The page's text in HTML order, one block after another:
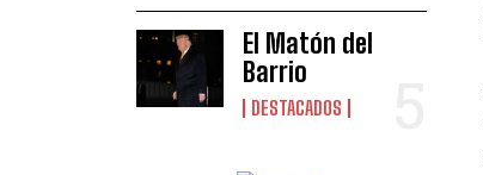
El Matón del
Barrio
DESTACADOS